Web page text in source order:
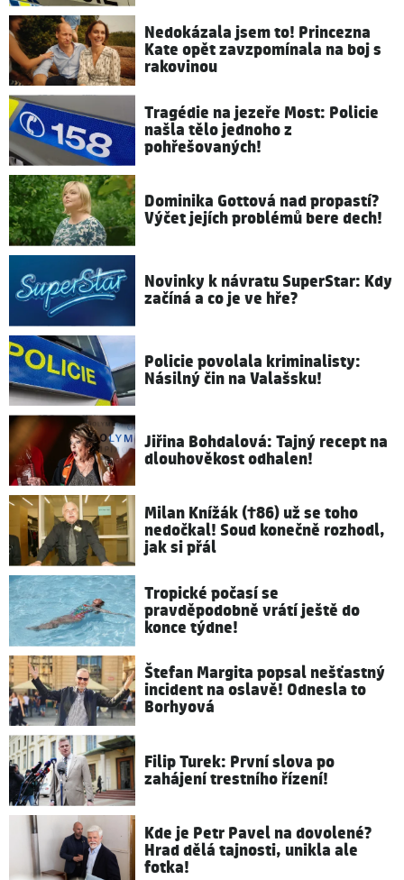
Nedokázala jsem to! Princezna
Kate opět zavzpomínala na boj s
rakovinou
Tragédie na jezeře Most: Policie
našla tělo jednoho z
pohřešovaných!
Dominika Gottová nad propastí?
Výčet jejích problémů bere dech!
Novinky k návratu SuperStar: Kdy
začíná a co je ve hře?
Policie povolala kriminalisty:
Násilný čin na Valašsku!
Jiřina Bohdalová: Tajný recept na
dlouhověkost odhalen!
Milan Knížák (†86) už se toho
nedočkal! Soud konečně rozhodl,
jak si přál
Tropické počasí se
pravděpodobně vrátí ještě do
konce týdne!
Štefan Margita popsal nešťastný
incident na oslavě! Odnesla to
Borhyová
Filip Turek: První slova po
zahájení trestního řízení!
Kde je Petr Pavel na dovolené?
Hrad dělá tajnosti, unikla ale
fotka!